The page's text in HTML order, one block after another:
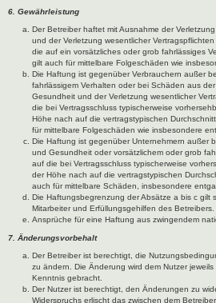
6. Gewährleistung
Der Betreiber haftet mit Ausnahme der
und der Verletzung wesentlicher
die auf ein vorsätzliches oder grob fahrlässiges
gilt auch für mittelbare Folgeschäden wie
Die Haftung ist gegenüber Verbrauchern außer
fahrlässigem Verhalten oder bei Schäden aus
Gesundheit und der Verletzung wesentlicher
die bei Vertragsschluss typischerweise
Höhe nach auf die vertragstypischen
für mittelbare Folgeschäden wie insbesondere
Die Haftung ist gegenüber Unternehmern außer
und Gesundheit oder vorsätzlichem oder grob
auf die bei Vertragsschluss typischerweise
der Höhe nach auf die vertragstypischen
auch für mittelbare Schäden, insbesondere
Die Haftungsbegrenzung der Absätze a bis c gilt
Mitarbeiter und Erfüllungsgehilfen des Betreibers.
Ansprüche für eine Haftung aus zwingendem
7. Änderungsvorbehalt
Der Betreiber ist berechtigt, die
zu ändern. Die Änderung wird dem Nutzer
Kenntnis gebracht.
Der Nutzer ist berechtigt, den Änderungen zu
Widerspruchs erlischt das zwischen dem